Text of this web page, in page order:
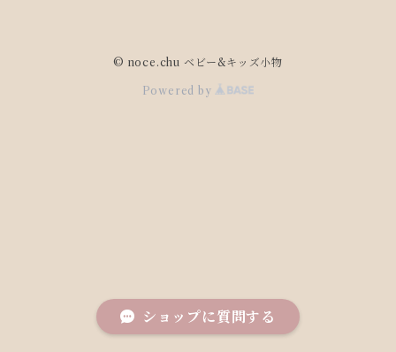
© noce.chu ベビー&キッズ小物
Powered by
ショップに質問する